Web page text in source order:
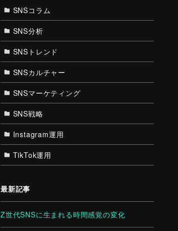
SNSコラム
SNS分析
SNSトレンド
SNSカルチャー
SNSマーケティング
SNS戦略
Instagram運用
TikTok運用
最新記事
Z世代SNSに生まれる時間感覚の変化